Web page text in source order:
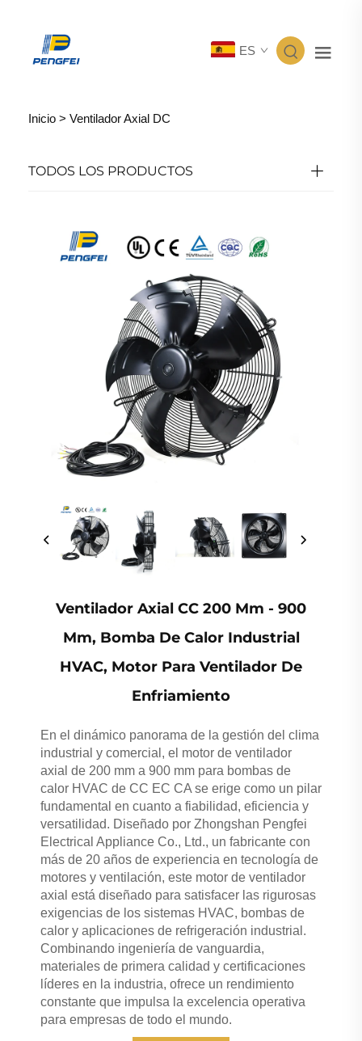
ES
Inicio > Ventilador Axial DC
TODOS LOS PRODUCTOS
Ventilador Axial CC 200 Mm - 900
Mm, Bomba De Calor Industrial
HVAC, Motor Para Ventilador De
Enfriamiento
En el dinámico panorama de la gestión del clima
industrial y comercial, el motor de ventilador
axial de 200 mm a 900 mm para bombas de
calor HVAC de CC EC CA se erige como un pilar
fundamental en cuanto a fiabilidad, eficiencia y
versatilidad. Diseñado por Zhongshan Pengfei
Electrical Appliance Co., Ltd., un fabricante con
más de 20 años de experiencia en tecnología de
motores y ventilación, este motor de ventilador
axial está diseñado para satisfacer las rigurosas
exigencias de los sistemas HVAC, bombas de
calor y aplicaciones de refrigeración industrial.
Combinando ingeniería de vanguardia,
materiales de primera calidad y certificaciones
líderes en la industria, ofrece un rendimiento
constante que impulsa la excelencia operativa
para empresas de todo el mundo.